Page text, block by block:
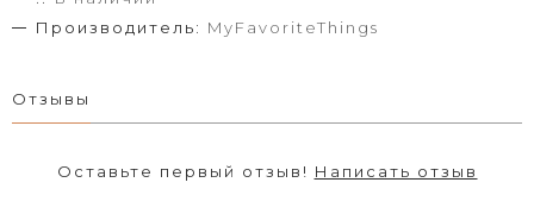
Производитель: MyFavoriteThings
Отзывы
Оставьте первый отзыв! Написать отзыв